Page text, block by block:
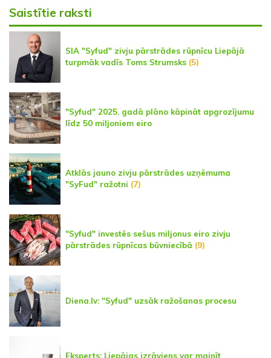
Saistītie raksti
SIA "Syfud" zivju pārstrādes rūpnīcu Liepājā
turpmāk vadīs Toms Strumsks (5)
"Syfud" 2025. gadā plāno kāpināt apgrozījumu
līdz 50 miljoniem eiro
Atklās jauno zivju pārstrādes uzņēmuma
"SyFud" ražotni (7)
"Syfud" investēs sešus miljonus eiro zivju
pārstrādes rūpnīcas būvniecībā (9)
Diena.lv: "Syfud" uzsāk ražošanas procesu
Eksperts: Liepājas izrāviens var mainīt